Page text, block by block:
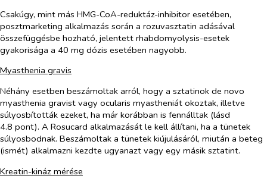
Csakúgy, mint más HMG-CoA-reduktáz-inhibitor esetében,
posztmarketing alkalmazás során a rozuvasztatin adásával
összefüggésbe hozható, jelentett rhabdomyolysis-esetek
gyakorisága a 40 mg dózis esetében nagyobb.
Myasthenia gravis
Néhány esetben beszámoltak arról, hogy a sztatinok de novo
myasthenia gravist vagy ocularis myastheniát okoztak, illetve
súlyosbították ezeket, ha már korábban is fennálltak (lásd
4.8 pont). A Rosucard alkalmazását le kell állítani, ha a tünetek
súlyosbodnak. Beszámoltak a tünetek kiújulásáról, miután a beteg
(ismét) alkalmazni kezdte ugyanazt vagy egy másik sztatint.
Kreatin-kináz mérése